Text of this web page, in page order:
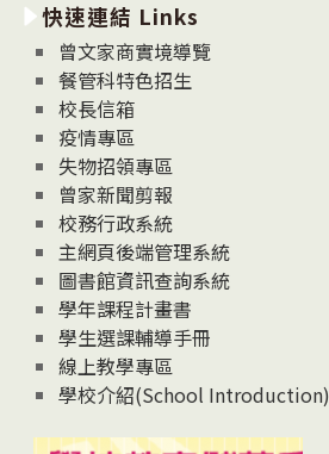
消
息
News
快速連結 Links
曾文家商實境導覽
餐管科特色招生
校長信箱
疫情專區
失物招領專區
曾家新聞剪報
校務行政系統
主網頁後端管理系統
圖書館資訊查詢系統
學年課程計畫書
學生選課輔導手冊
線上教學專區
學校介紹(School Introduction)